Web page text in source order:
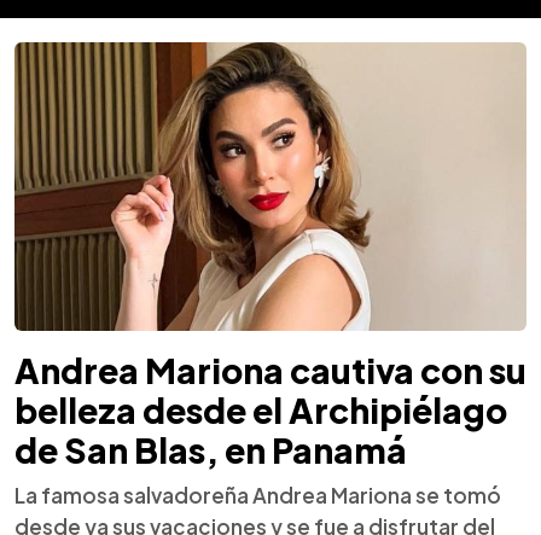
Andrea Mariona cautiva con su
belleza desde el Archipiélago
de San Blas, en Panamá
La famosa salvadoreña Andrea Mariona se tomó
desde ya sus vacaciones y se fue a disfrutar del